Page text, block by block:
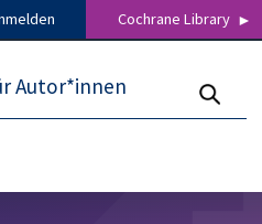
Cochrane Library
Autor*innen